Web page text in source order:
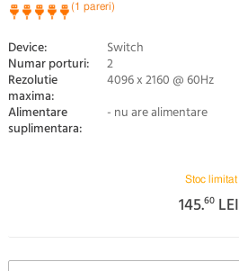
(1 pareri)
Device: Switch
Numar porturi: 2
Rezolutie
maxima:
4096 x 2160 @ 60Hz
Alimentare
suplimentara:
- nu are alimentare
Stoc limitat
145.60 LEI